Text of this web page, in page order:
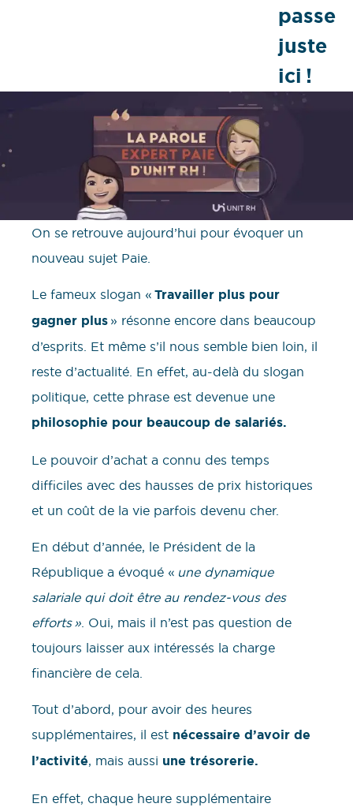
passe
juste
ici !
On se retrouve aujourd’hui pour évoquer un
nouveau sujet Paie.
Le fameux slogan « Travailler plus pour
gagner plus » résonne encore dans beaucoup
d’esprits. Et même s’il nous semble bien loin, il
reste d’actualité. En effet, au-delà du slogan
politique, cette phrase est devenue une
philosophie pour beaucoup de salariés.
Le pouvoir d’achat a connu des temps
difficiles avec des hausses de prix historiques
et un coût de la vie parfois devenu cher.
En début d’année, le Président de la
République a évoqué « une dynamique
salariale qui doit être au rendez-vous des
efforts » . Oui, mais il n’est pas question de
toujours laisser aux intéressés la charge
financière de cela.
Tout d’abord, pour avoir des heures
supplémentaires, il est nécessaire d’avoir de
l’activité, mais aussi une trésorerie.
En effet, chaque heure supplémentaire